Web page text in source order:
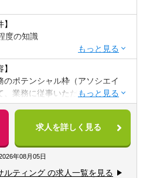
事業計画策定・資金調達支援
管理会計体制構築
接議論しながら、企業の意思決定
度の知識
】
、会計業務に対する興味・関心
るデータ分析、リサーチの経験
士試験勉強中の方/過去に受験経験
勉強中の方/過去に受験経験のあ
税理士事務所、会計事務所での
ある方
ポテンシャル枠（アソシエイ
、業務に従事いただきます。
定
務
るデューデリ、株価算定業務
援業務
型の再生業務他
求人を詳しく見る
年08月05日
ルティング の求人一覧を見る